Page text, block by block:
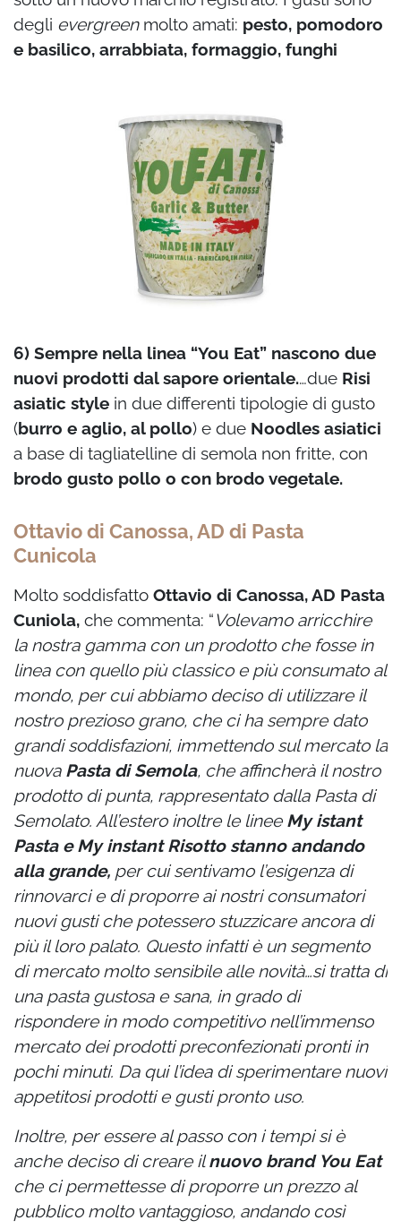
degli evergreenmolto amati: pesto, pomodoro
e basilico, arrabbiata, formaggio, funghi
6) Sempre nella linea “You Eat” nascono due
nuovi prodotti dal sapore orientale.…due Risi
asiatic style in due differenti tipologie di gusto
(burro e aglio, al pollo) e due Noodles asiatici
a base di tagliatelline di semola non fritte, con
brodo gusto pollo o con brodo vegetale.
Ottavio di Canossa, AD di Pasta
Cunicola
Molto soddisfatto Ottavio di Canossa, AD Pasta
Cuniola, che commenta: “Volevamo arricchire
la nostra gamma con un prodotto che fosse in
linea con quello più classico e più consumato al
mondo, per cui abbiamo deciso di utilizzare il
nostro prezioso grano, che ci ha sempre dato
grandi soddisfazioni, immettendo sul mercato la
nuova Pasta di Semola, che affincherà il nostro
prodotto di punta, rappresentato dalla Pasta di
Semolato. All’estero inoltre le linee My istant
Pasta e My instant Risotto stanno andando
alla grande, per cui sentivamo l’esigenza di
rinnovarci e di proporre ai nostri consumatori
nuovi gusti che potessero stuzzicare ancora di
più il loro palato. Questo infatti è un segmento
di mercato molto sensibile alle novità…si tratta di
una pasta gustosa e sana, in grado di
rispondere in modo competitivo nell’immenso
mercato dei prodotti preconfezionati pronti in
pochi minuti. Da qui l’idea di sperimentare nuovi
appetitosi prodotti e gusti pronto uso.
Inoltre, per essere al passo con i tempi si è
anche deciso di creare ilnuovo brand You Eat
che ci permettesse di proporre un prezzo al
pubblico molto vantaggioso, andando così